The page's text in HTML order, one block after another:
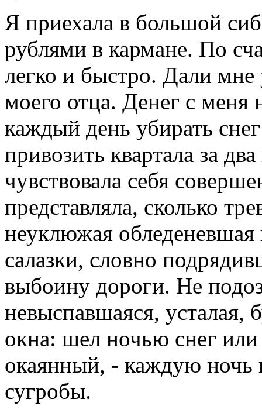
Я приехала в большой
рублями в кармане. По
легко и быстро. Дали
моего отца. Денег с
каждый день убирать
привозить квартала за
чувствовала себя
представляла, сколько
неуклюжая
салазки, словно
выбоину дороги. Не
невыспавшаяся, усталая,
окна: шел ночью снег
окаянный, - каждую ночь
сугробы.